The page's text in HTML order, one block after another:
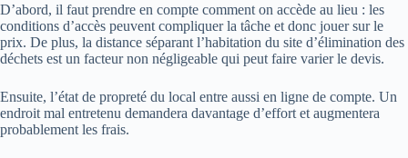
D’abord, il faut prendre en compte comment on accède au lieu : les
conditions d’accès peuvent compliquer la tâche et donc jouer sur le
prix. De plus, la distance séparant l’habitation du site d’élimination des
déchets est un facteur non négligeable qui peut faire varier le devis.
Ensuite, l’état de propreté du local entre aussi en ligne de compte. Un
endroit mal entretenu demandera davantage d’effort et augmentera
probablement les frais.